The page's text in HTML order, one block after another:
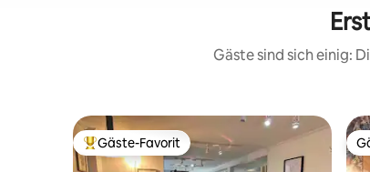
Gäste sind sich einig:
Beliebter Gäste-Favorit.
Gäste-Favorit